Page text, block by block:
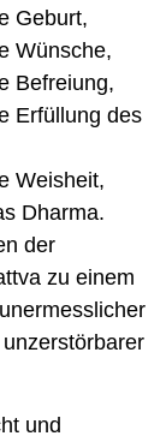
Geburt,
Wünsche,
Befreiung,
Erfüllung des
Weisheit,
Dharma.
der
zu einem
und